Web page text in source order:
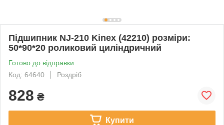
Підшипник NJ-210 Kinex (42210) розміри:
50*90*20 роликовий циліндричний
Готово до відправки
Код: 64640
Роздріб
828 ₴
Купити